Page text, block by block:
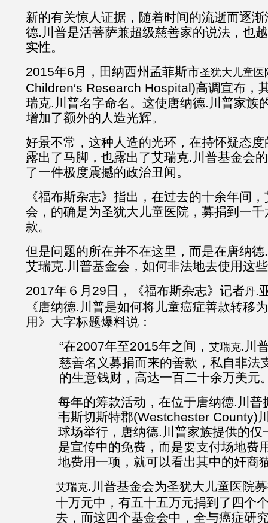
新的有关惊人证据，随着时间的流逝而逐
德.川普是活菩萨兼超级慈善家的说法，也
实性。
2015年6月，田纳西州孟菲斯市圣犹大儿童医
Children′s Research Hospital)高调宣布，
瑞克.川普名字命名。这使唐纳德.川普家族
增加了额外的人造光辉。
好景不常，这种人造的光环，在持怀疑态
露出了马脚，也露出了艾瑞克.川普基金会
了一件极度震撼的政治丑闻。
《福布斯杂志》指出，在过去的十余年间
会，的确是为圣犹大儿童医院，募捐到一
款。
但是问题的所在并不在这里，而是在唐纳
艾瑞克.川普基金会，如何非法地去使用这
2017年６月29日，《福布斯杂志》记者丹.
《唐纳德.川普是如何将儿童癌症善款转移
用》大字标题爆料说：
“在2007年至2015年之间， 艾瑞克.川
慈善名义募捐而来的善款，私自非法
的生意钱财，高达一百二十余万美元
每年的筹款活动，在位于唐纳德.川普
韦斯切斯特郡(Westchester County)
球场举行，唐纳德.川普家族提供的仅
是宣传中的免费，而是要支付场地费
地费用一项，就可以看出其中的奸商
艾瑞克.川普基金会为圣犹大儿童医院
十万元中，有五十五万元捐到了四个
去，而这四个基金会中，全与癌症研